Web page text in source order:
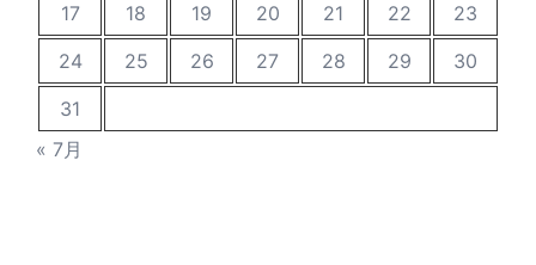
17
18 19 20 21 22
23
24
25 26 27 28 29
30
31
« 7月